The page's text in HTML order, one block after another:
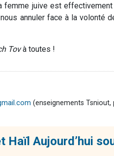
femme juive est
annuler face à la volonté
Tovà toutes !
(enseignements
Haïl Aujourd’hui